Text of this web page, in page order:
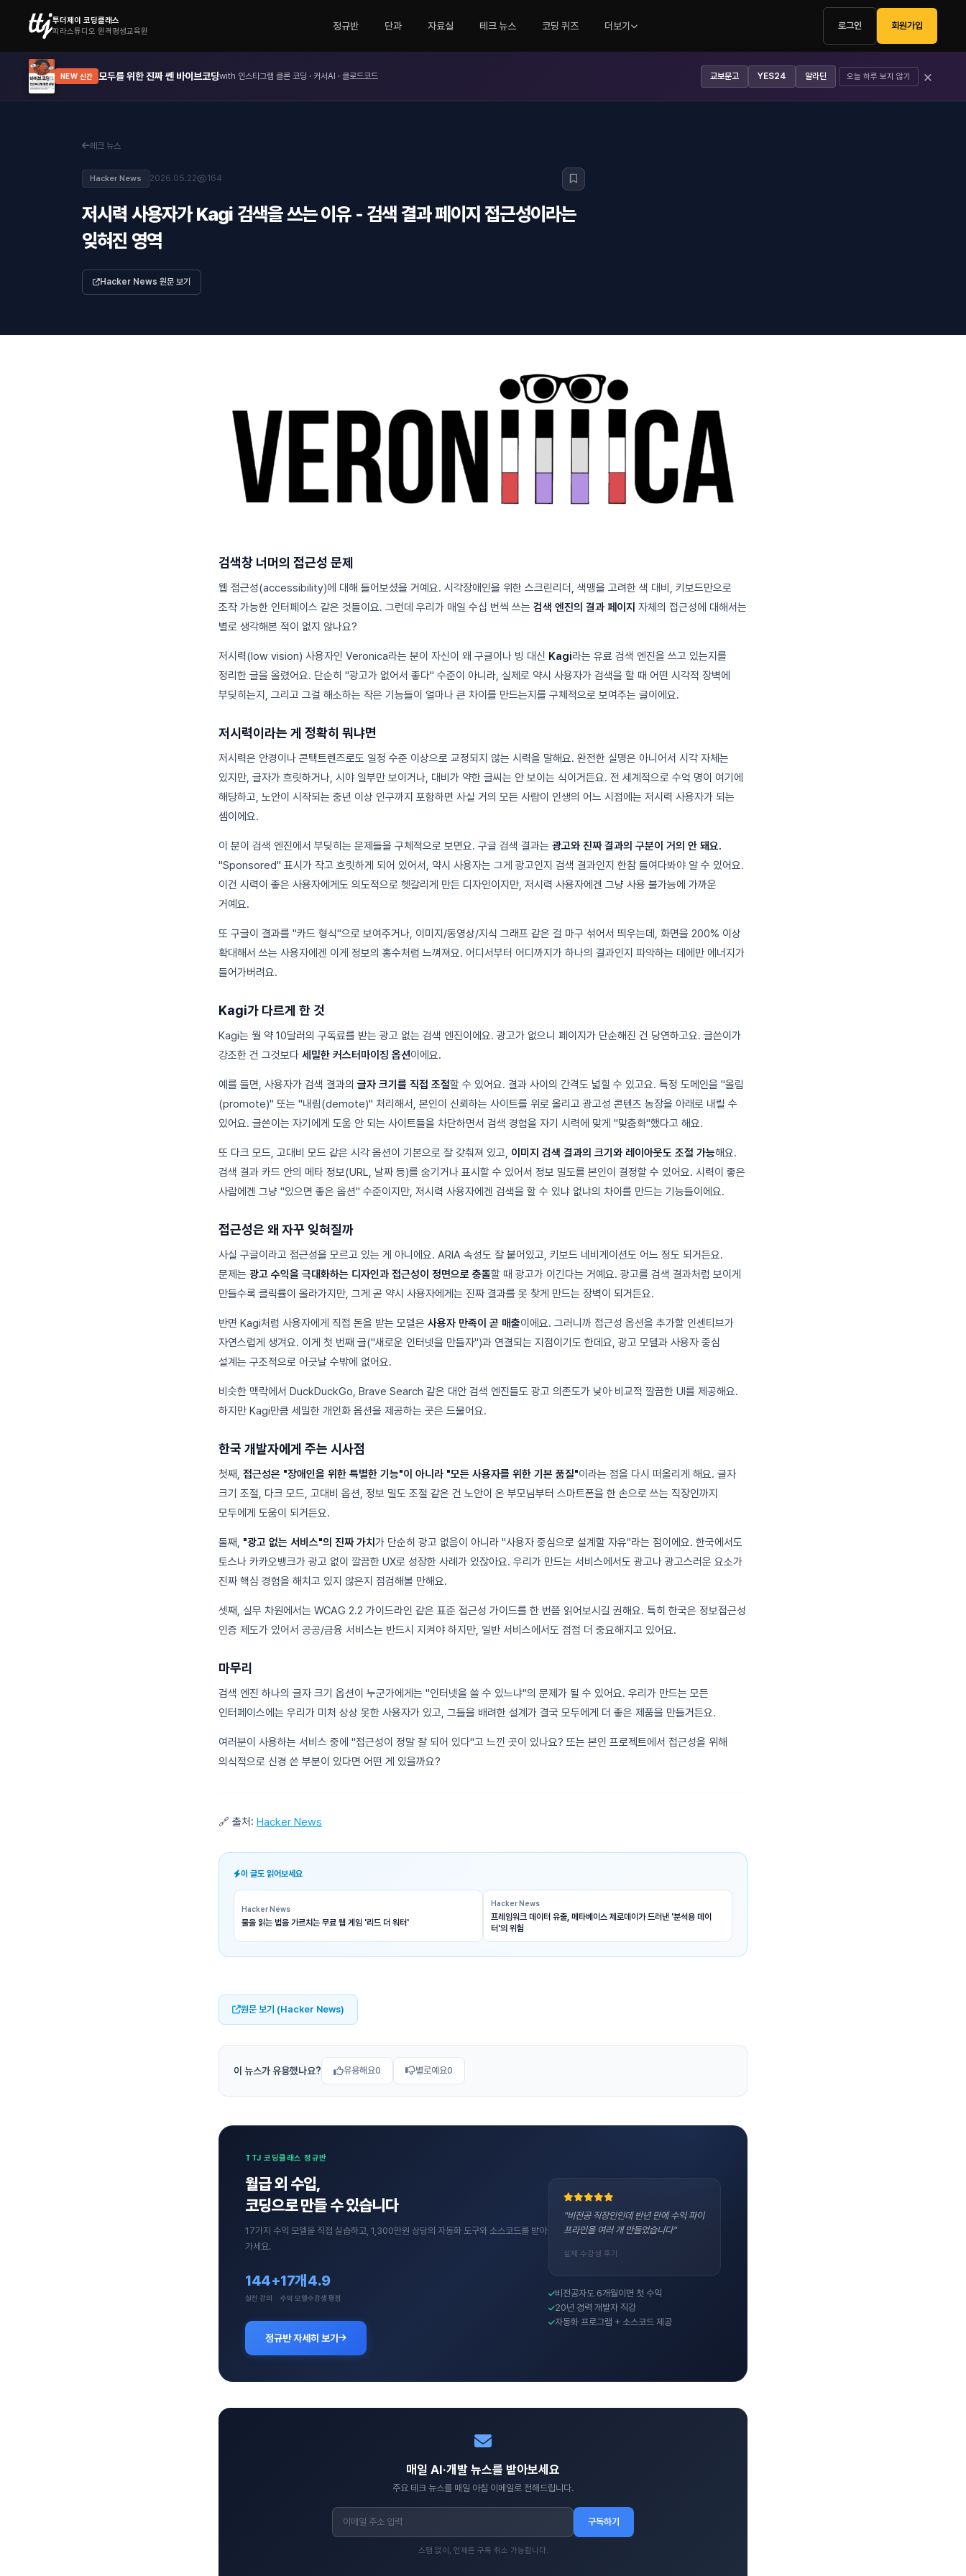
투더제이 코딩클래스
피라스튜디오 원격평생교육원
정규반 단과 자료실 테크 뉴스 코딩 퀴즈 더보기 로그인 회원가입
NEW 신간 모두를 위한 진짜 쎈 바이브코딩with 인스타그램 클론 코딩 · 커서AI · 클로드코드 교보문고 YES24 알라딘 오늘 하루 보지 않기 ×
테크 뉴스
Hacker News 2026.05.22 164
저시력 사용자가 Kagi 검색을 쓰는 이유 - 검색 결과 페이지 접근성이라는
잊혀진 영역
Hacker News 원문 보기
검색창 너머의 접근성 문제
웹 접근성(accessibility)에 대해 들어보셨을 거예요. 시각장애인을 위한 스크린리더, 색맹을 고려한 색 대비, 키보드만으로
조작 가능한 인터페이스 같은 것들이요. 그런데 우리가 매일 수십 번씩 쓰는 검색 엔진의 결과 페이지 자체의 접근성에 대해서는
별로 생각해본 적이 없지 않나요?
저시력(low vision) 사용자인 Veronica라는 분이 자신이 왜 구글이나 빙 대신 Kagi라는 유료 검색 엔진을 쓰고 있는지를
정리한 글을 올렸어요. 단순히 "광고가 없어서 좋다" 수준이 아니라, 실제로 약시 사용자가 검색을 할 때 어떤 시각적 장벽에
부딪히는지, 그리고 그걸 해소하는 작은 기능들이 얼마나 큰 차이를 만드는지를 구체적으로 보여주는 글이에요.
저시력이라는 게 정확히 뭐냐면
저시력은 안경이나 콘택트렌즈로도 일정 수준 이상으로 교정되지 않는 시력을 말해요. 완전한 실명은 아니어서 시각 자체는
있지만, 글자가 흐릿하거나, 시야 일부만 보이거나, 대비가 약한 글씨는 안 보이는 식이거든요. 전 세계적으로 수억 명이 여기에
해당하고, 노안이 시작되는 중년 이상 인구까지 포함하면 사실 거의 모든 사람이 인생의 어느 시점에는 저시력 사용자가 되는
셈이에요.
이 분이 검색 엔진에서 부딪히는 문제들을 구체적으로 보면요. 구글 검색 결과는 광고와 진짜 결과의 구분이 거의 안 돼요.
"Sponsored" 표시가 작고 흐릿하게 되어 있어서, 약시 사용자는 그게 광고인지 검색 결과인지 한참 들여다봐야 알 수 있어요.
이건 시력이 좋은 사용자에게도 의도적으로 헷갈리게 만든 디자인이지만, 저시력 사용자에겐 그냥 사용 불가능에 가까운
거예요.
또 구글이 결과를 "카드 형식"으로 보여주거나, 이미지/동영상/지식 그래프 같은 걸 마구 섞어서 띄우는데, 화면을 200% 이상
확대해서 쓰는 사용자에겐 이게 정보의 홍수처럼 느껴져요. 어디서부터 어디까지가 하나의 결과인지 파악하는 데에만 에너지가
들어가버려요.
Kagi가 다르게 한 것
Kagi는 월 약 10달러의 구독료를 받는 광고 없는 검색 엔진이에요. 광고가 없으니 페이지가 단순해진 건 당연하고요. 글쓴이가
강조한 건 그것보다 세밀한 커스터마이징 옵션이에요.
예를 들면, 사용자가 검색 결과의 글자 크기를 직접 조절할 수 있어요. 결과 사이의 간격도 넓힐 수 있고요. 특정 도메인을 "올림
(promote)" 또는 "내림(demote)" 처리해서, 본인이 신뢰하는 사이트를 위로 올리고 광고성 콘텐츠 농장을 아래로 내릴 수
있어요. 글쓴이는 자기에게 도움 안 되는 사이트들을 차단하면서 검색 경험을 자기 시력에 맞게 "맞춤화"했다고 해요.
또 다크 모드, 고대비 모드 같은 시각 옵션이 기본으로 잘 갖춰져 있고, 이미지 검색 결과의 크기와 레이아웃도 조절 가능해요.
검색 결과 카드 안의 메타 정보(URL, 날짜 등)를 숨기거나 표시할 수 있어서 정보 밀도를 본인이 결정할 수 있어요. 시력이 좋은
사람에겐 그냥 "있으면 좋은 옵션" 수준이지만, 저시력 사용자에겐 검색을 할 수 있냐 없냐의 차이를 만드는 기능들이에요.
접근성은 왜 자꾸 잊혀질까
사실 구글이라고 접근성을 모르고 있는 게 아니에요. ARIA 속성도 잘 붙어있고, 키보드 네비게이션도 어느 정도 되거든요.
문제는 광고 수익을 극대화하는 디자인과 접근성이 정면으로 충돌할 때 광고가 이긴다는 거예요. 광고를 검색 결과처럼 보이게
만들수록 클릭률이 올라가지만, 그게 곧 약시 사용자에게는 진짜 결과를 못 찾게 만드는 장벽이 되거든요.
반면 Kagi처럼 사용자에게 직접 돈을 받는 모델은 사용자 만족이 곧 매출이에요. 그러니까 접근성 옵션을 추가할 인센티브가
자연스럽게 생겨요. 이게 첫 번째 글("새로운 인터넷을 만들자")과 연결되는 지점이기도 한데요, 광고 모델과 사용자 중심
설계는 구조적으로 어긋날 수밖에 없어요.
비슷한 맥락에서 DuckDuckGo, Brave Search 같은 대안 검색 엔진들도 광고 의존도가 낮아 비교적 깔끔한 UI를 제공해요.
하지만 Kagi만큼 세밀한 개인화 옵션을 제공하는 곳은 드물어요.
한국 개발자에게 주는 시사점
첫째, 접근성은 "장애인을 위한 특별한 기능"이 아니라 "모든 사용자를 위한 기본 품질"이라는 점을 다시 떠올리게 해요. 글자
크기 조절, 다크 모드, 고대비 옵션, 정보 밀도 조절 같은 건 노안이 온 부모님부터 스마트폰을 한 손으로 쓰는 직장인까지
모두에게 도움이 되거든요.
둘째, "광고 없는 서비스"의 진짜 가치 가 단순히 광고 없음이 아니라 "사용자 중심으로 설계할 자유"라는 점이에요. 한국에서도
토스나 카카오뱅크가 광고 없이 깔끔한 UX로 성장한 사례가 있잖아요. 우리가 만드는 서비스에서도 광고나 광고스러운 요소가
진짜 핵심 경험을 해치고 있지 않은지 점검해볼 만해요.
셋째, 실무 차원에서는 WCAG 2.2 가이드라인 같은 표준 접근성 가이드를 한 번쯤 읽어보시길 권해요. 특히 한국은 정보접근성
인증 제도가 있어서 공공/금융 서비스는 반드시 지켜야 하지만, 일반 서비스에서도 점점 더 중요해지고 있어요.
마무리
검색 엔진 하나의 글자 크기 옵션이 누군가에게는 "인터넷을 쓸 수 있느냐"의 문제가 될 수 있어요. 우리가 만드는 모든
인터페이스에는 우리가 미처 상상 못한 사용자가 있고, 그들을 배려한 설계가 결국 모두에게 더 좋은 제품을 만들거든요.
여러분이 사용하는 서비스 중에 "접근성이 정말 잘 되어 있다"고 느낀 곳이 있나요? 또는 본인 프로젝트에서 접근성을 위해
의식적으로 신경 쓴 부분이 있다면 어떤 게 있을까요?
🔗 출처: Hacker News
이 글도 읽어보세요
Hacker News
물을 읽는 법을 가르치는 무료 웹 게임 '리드 더 워터'
Hacker News
프레임워크 데이터 유출, 메타베이스 제로데이가 드러낸 '분석용 데이
터'의 위험
원문 보기 (Hacker News)
이 뉴스가 유용했나요? 유용해요0 별로예요0
TTJ 코딩클래스 정규반
월급 외 수입,
코딩으로 만들 수 있습니다
17가지 수익 모델을 직접 실습하고, 1,300만원 상당의 자동화 도구와 소스코드를 받아
가세요.
144+
실전 강의
17개
수익 모델
4.9
수강생 평점
정규반 자세히 보기
"비전공 직장인인데 반년 만에 수익 파이
프라인을 여러 개 만들었습니다"
실제 수강생 후기
비전공자도 6개월이면 첫 수익
20년 경력 개발자 직강
자동화 프로그램 + 소스코드 제공
매일 AI·개발 뉴스를 받아보세요
주요 테크 뉴스를 매일 아침 이메일로 전해드립니다.
구독하기
스팸 없이, 언제든 구독 취소 가능합니다.